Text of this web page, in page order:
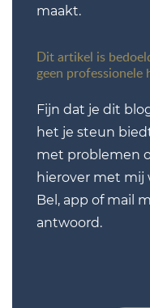
maakt.
Dit artikel is
geen professionele
Fijn dat je dit
het je steun
met problemen
hierover met mij
Bel, app of mail
antwoord.